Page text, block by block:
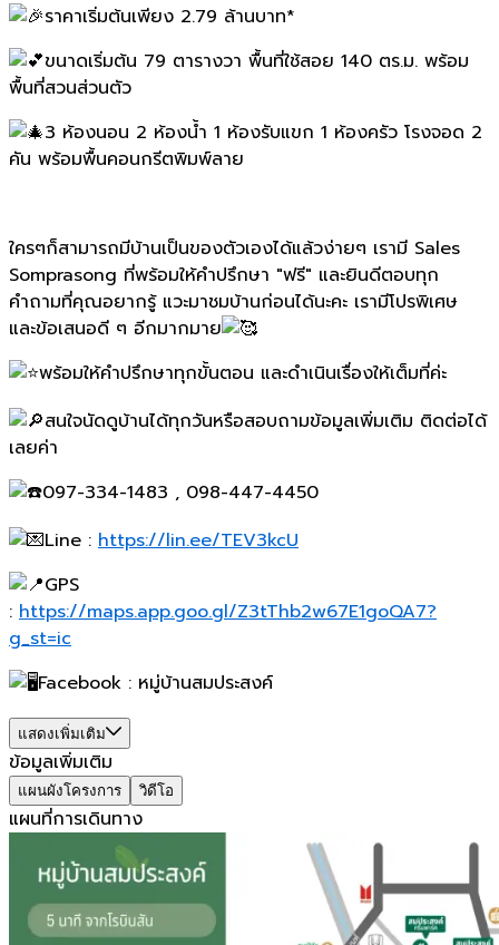
ราคาเริ่มต้นเพียง 2.79 ล้านบาท*
ขนาดเริ่มต้น 79 ตารางวา พื้นที่ใช้สอย 140 ตร.ม. พร้อม
พื้นที่สวนส่วนตัว
3 ห้องนอน 2 ห้องน้ำ 1 ห้องรับแขก 1 ห้องครัว โรงจอด 2
คัน พร้อมพื้นคอนกรีตพิมพ์ลาย
ใครๆก็สามารถมีบ้านเป็นของตัวเองได้แล้วง่ายๆ เรามี Sales
Somprasong ที่พร้อมให้คำปรึกษา "ฟรี" และยินดีตอบทุก
คำถามที่คุณอยากรู้ แวะมาชมบ้านก่อนได้นะคะ เรามีโปรพิเศษ
และข้อเสนอดี ๆ อีกมากมาย
พร้อมให้คำปรึกษาทุกขั้นตอน และดำเนินเรื่องให้เต็มที่ค่ะ
สนใจนัดดูบ้านได้ทุกวันหรือสอบถามข้อมูลเพิ่มเติม ติดต่อได้
เลยค่า
097-334-1483 , 098-447-4450
Line : https://lin.ee/TEV3kcU
GPS
: https://maps.app.goo.gl/Z3tThb2w67E1goQA7?
g_st=ic
Facebook : หมู่บ้านสมประสงค์
แสดงเพิ่มเติม
ข้อมูลเพิ่มเติม
แผนผังโครงการ วิดีโอ
แผนที่การเดินทาง